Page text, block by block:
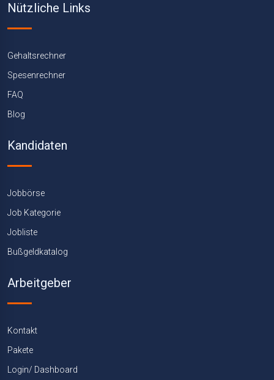
Nützliche Links
Gehaltsrechner
Spesenrechner
FAQ
Blog
Kandidaten
Jobbörse
Job Kategorie
Jobliste
Bußgeldkatalog
Arbeitgeber
Kontakt
Pakete
Login/ Dashboard